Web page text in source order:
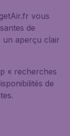
vous
de
un aperçu clair
« recherches
de